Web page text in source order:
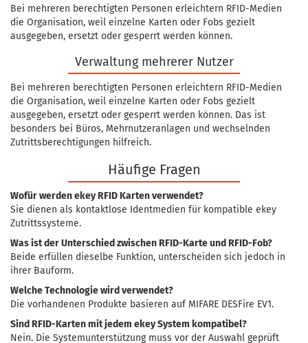
Bei mehreren berechtigten Personen erleichtern RFID-Medien
die Organisation, weil einzelne Karten oder Fobs gezielt
ausgegeben, ersetzt oder gesperrt werden können.
Verwaltung mehrerer Nutzer
Bei mehreren berechtigten Personen erleichtern RFID-Medien
die Organisation, weil einzelne Karten oder Fobs gezielt
ausgegeben, ersetzt oder gesperrt werden können. Das ist
besonders bei Büros, Mehrnutzeranlagen und wechselnden
Zutrittsberechtigungen hilfreich.
Häufige Fragen
Wofür werden ekey RFID Karten verwendet?
Sie dienen als kontaktlose Identmedien für kompatible ekey
Zutrittssysteme.
Was ist der Unterschied zwischen RFID-Karte und RFID-Fob?
Beide erfüllen dieselbe Funktion, unterscheiden sich jedoch in
ihrer Bauform.
Welche Technologie wird verwendet?
Die vorhandenen Produkte basieren auf MIFARE DESFire EV1.
Sind RFID-Karten mit jedem ekey System kompatibel?
Nein. Die Systemunterstützung muss vor der Auswahl geprüft